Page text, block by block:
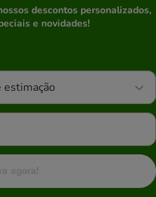
descontos personalizados,
e novidades!
agora!